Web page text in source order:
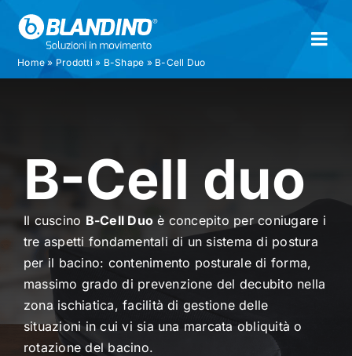
Home» Prodotti » B-Shape » B-Cell Duo
Documenti
Contatti
Registra la tua carrozzina
B-Cell duo
Il cuscino B-Cell Duo è concepito per coniugare i
tre aspetti fondamentali di un sistema di postura
per il bacino: contenimento posturale di forma,
massimo grado di prevenzione del decubito nella
zona ischiatica, facilità di gestione delle
situazioni in cui vi sia una marcata obliquità o
rotazione del bacino.